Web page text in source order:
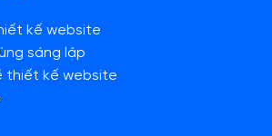
kế website
sáng lập
thiết kế website